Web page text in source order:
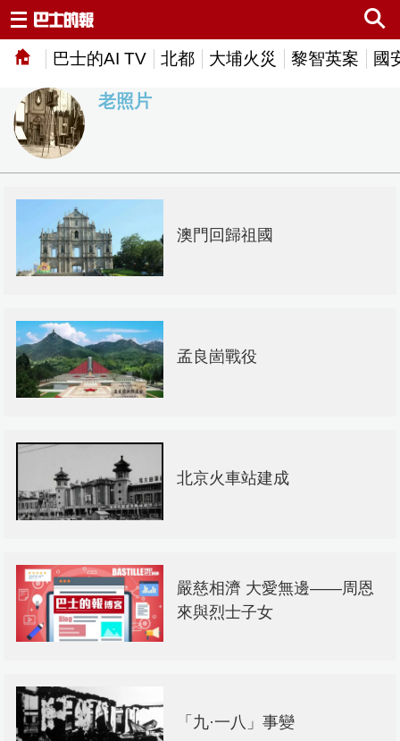
巴士的AI TV 北都 大埔火災 黎智英案 國
老照片
澳門回歸祖國
孟良崮戰役
北京火車站建成
嚴慈相濟 大愛無邊——周恩
來與烈士子女
「九·一八」事變